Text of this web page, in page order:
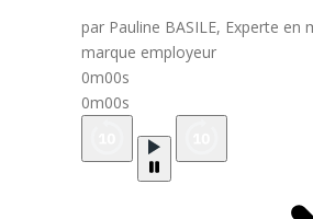
par Pauline BASILE, Experte en
marque employeur
0m00s
0m00s